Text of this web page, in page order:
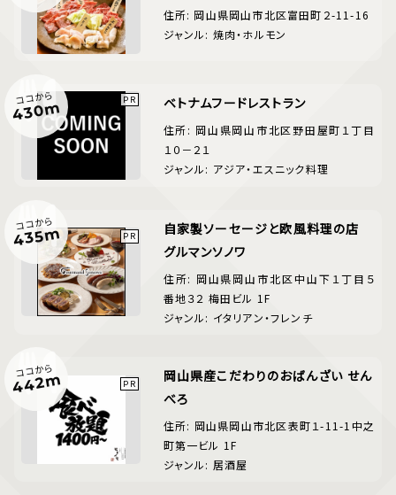
住所: 岡山県岡山市北区富田町２-11-16
ジャンル: 焼肉・ホルモン
ココから
430m ベトナムフードレストラン
住所: 岡山県岡山市北区野田屋町１丁目
１０－２１
ジャンル: アジア・エスニック料理
ココから
435m
自家製ソーセージと欧風料理の店
グルマンソノワ
住所: 岡山県岡山市北区中山下１丁目５
番地３２ 梅田ビル 1F
ジャンル: イタリアン・フレンチ
ココから
442m
岡山県産こだわりのおばんざい せん
べろ
住所: 岡山県岡山市北区表町１-11-1中之
町第一ビル 1F
ジャンル: 居酒屋